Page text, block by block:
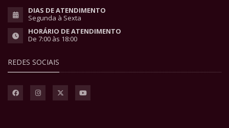
DIAS DE ATENDIMENTO
Segunda à Sexta
HORÁRIO DE ATENDIMENTO
De 7:00 às 18:00
REDES SOCIAIS